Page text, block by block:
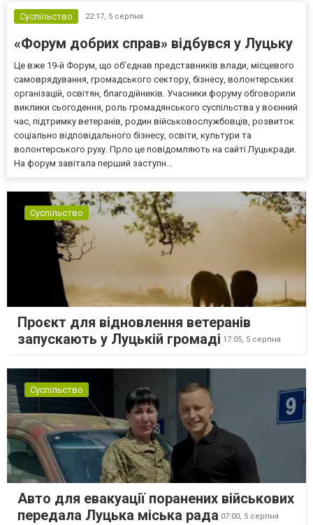
Суспільство 22:17, 5 серпня
«Форум добрих справ» відбувся у Луцьку
Це вже 19-й Форум, що об’єднав представників влади, місцевого
самоврядування, громадського сектору, бізнесу, волонтерських
організацій, освітян, благодійників. Учасники форуму обговорили
виклики сьогодення, роль громадянського суспільства у воєнний
час, підтримку ветеранів, родин військовослужбовців, розвиток
соціально відповідального бізнесу, освіти, культури та
волонтерського руху. Прло це повідомляють на сайті Луцькради.
На форум завітала перший заступн...
Суспільство
Проєкт для відновлення ветеранів
запускають у Луцькій громаді 17:05, 5 серпня
Суспільство
Авто для евакуації поранених військових
передала Луцька міська рада 07:00, 5 серпня